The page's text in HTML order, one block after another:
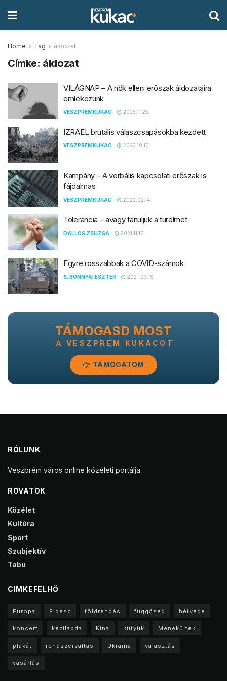
Home Tag áldozat
Címke: áldozat
VILÁGNAP – A nők elleni erőszak áldozataira
emlékezünk
VESZPREMKUKAC 2025.11.25.
IZRAEL brutális válaszcsapásokba kezdett
VESZPREMKUKAC 2023.10.10.
Kampány – A verbális kapcsolati erőszak is
fájdalmas
VESZPREMKUKAC 2022.02.14.
Tolerancia – avagy tanuljuk a türelmet
DALLOS ZSUZSA 2021.11.16.
Egyre rosszabbak a COVID-számok
S. BONNYAI ESZTER 2021.03.19.
TÁMOGASD MOST
A VESZPRÉM KUKACOT
TÁMOGATOM
RÓLUNK
Veszprém város online közéleti portálja
ROVATOK
Közélet
Kultúra
Sport
Szubjektív
Tabu
CIMKEFELHŐ
Europa Fidesz földrengés függőség hétvége
koncert kézilabda Kína kütyük Menekültek
plakát rendszerváltás Ukrajna választás
vásárlás